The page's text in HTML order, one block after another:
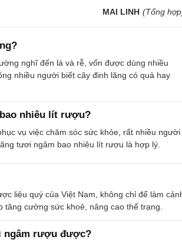
MAI LINH (Tổng
nghĩ đến lá và rễ, vốn được dùng nhiều
nhiều người biết cây đinh lăng có quả hay
nhiêu lít rượu?
vụ việc chăm sóc sức khỏe, rất nhiều người
tươi ngâm bao nhiêu lít rượu là hợp lý.
liệu quý của Việt Nam, không chỉ để làm
tăng cường sức khoẻ, nâng cao thể trạng.
ngâm rượu được?